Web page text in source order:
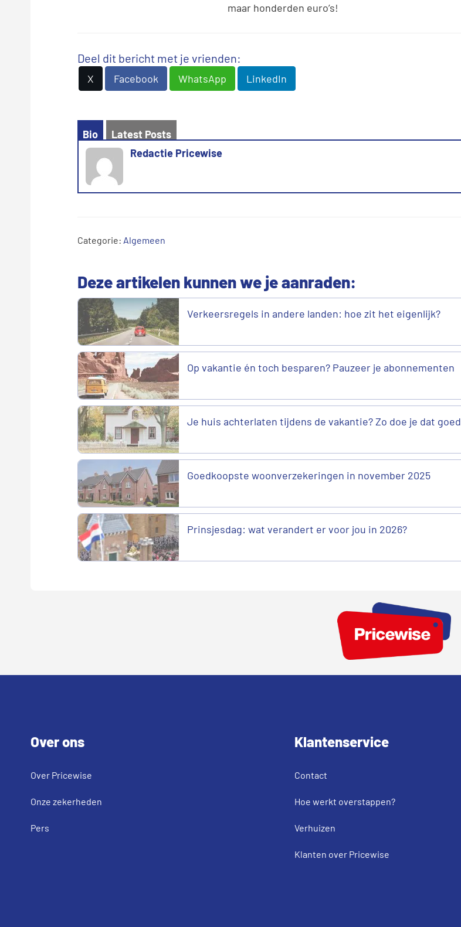
maar honderden euro’s!
Deel dit bericht met je vrienden:
X Facebook WhatsApp LinkedIn
Bio
Latest Posts
Redactie Pricewise
Categorie: Algemeen
Deze artikelen kunnen we je aanraden:
Verkeersregels in andere landen: hoe zit het eigenlijk?
Op vakantie én toch besparen? Pauzeer je abonnementen
Je huis achterlaten tijdens de vakantie? Zo doe je dat goed
Goedkoopste woonverzekeringen in november 2025
Prinsjesdag: wat verandert er voor jou in 2026?
Over ons
Over Pricewise
Onze zekerheden
Pers
Klantenservice
Contact
Hoe werkt overstappen?
Verhuizen
Klanten over Pricewise